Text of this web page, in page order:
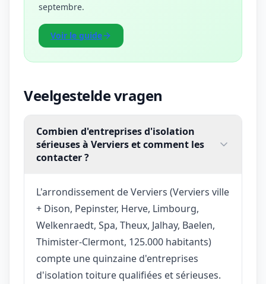
septembre.
Voir le guide
Veelgestelde vragen
Combien d'entreprises d'isolation
sérieuses à Verviers et comment les
contacter ?
L'arrondissement de Verviers (Verviers ville
+ Dison, Pepinster, Herve, Limbourg,
Welkenraedt, Spa, Theux, Jalhay, Baelen,
Thimister-Clermont, 125.000 habitants)
compte une quinzaine d'entreprises
d'isolation toiture qualifiées et sérieuses.